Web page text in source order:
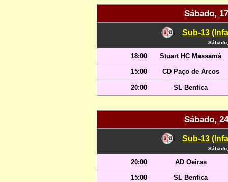
Sábado,
Sub-13
18:00 Stuart HC Massamá
15:00 CD Paço de Arcos
20:00 SL Benfica
Sábado,
Sub-13
20:00 AD Oeiras
15:00 SL Benfica